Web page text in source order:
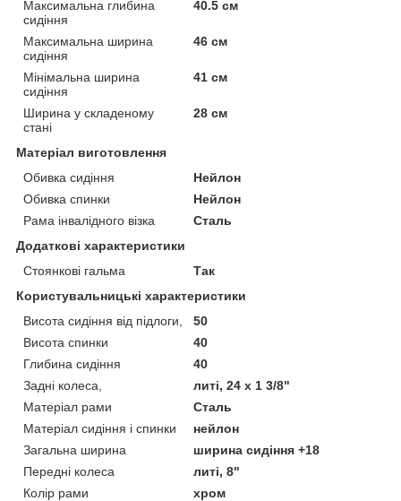
Максимальна глибина
сидіння
40.5 см
Максимальна ширина
сидіння
46 см
Мінімальна ширина
сидіння
41 см
Ширина у складеному
стані
28 см
Матеріал виготовлення
Обивка сидіння
Нейлон
Обивка спинки
Нейлон
Рама інвалідного візка
Сталь
Додаткові характеристики
Стоянкові гальма
Так
Користувальницькі характеристики
Висота сидіння від підлоги,
50
Висота спинки
40
Глибина сидіння
40
Задні колеса,
литі, 24 х 1 3/8"
Матеріал рами
Сталь
Матеріал сидіння і спинки
нейлон
Загальна ширина
ширина сидіння +18
Передні колеса
литі, 8"
Колір рами
хром